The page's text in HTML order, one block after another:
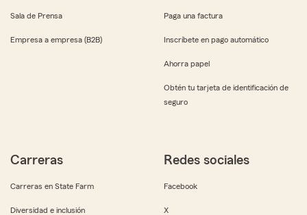
Sala de Prensa
Empresa a empresa (B2B)
Paga una factura
Inscríbete en pago automático
Ahorra papel
Obtén tu tarjeta de identificación de
seguro
Carreras
Carreras en State Farm
Diversidad e inclusión
Redes sociales
Facebook
X